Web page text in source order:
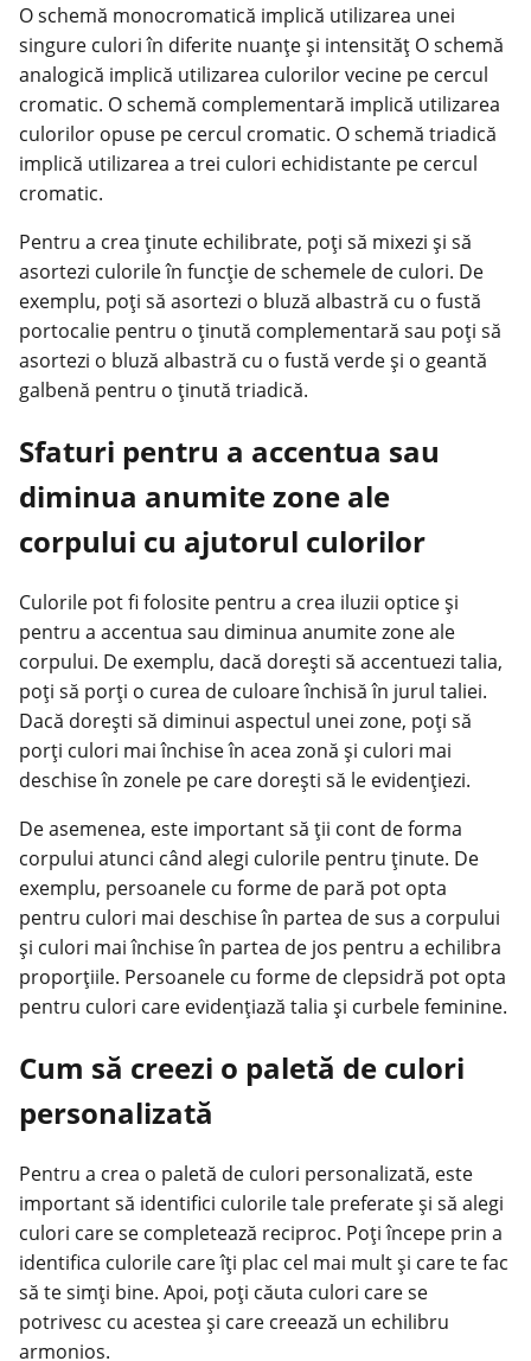
O schemă monocromatică implică utilizarea unei
singure culori în diferite nuanțe și intensităț O schemă
analogică implică utilizarea culorilor vecine pe cercul
cromatic. O schemă complementară implică utilizarea
culorilor opuse pe cercul cromatic. O schemă triadică
implică utilizarea a trei culori echidistante pe cercul
cromatic.
Pentru a crea ținute echilibrate, poți să mixezi și să
asortezi culorile în funcție de schemele de culori. De
exemplu, poți să asortezi o bluză albastră cu o fustă
portocalie pentru o ținută complementară sau poți să
asortezi o bluză albastră cu o fustă verde și o geantă
galbenă pentru o ținută triadică.
Sfaturi pentru a accentua sau
diminua anumite zone ale
corpului cu ajutorul culorilor
Culorile pot fi folosite pentru a crea iluzii optice și
pentru a accentua sau diminua anumite zone ale
corpului. De exemplu, dacă dorești să accentuezi talia,
poți să porți o curea de culoare închisă în jurul taliei.
Dacă dorești să diminui aspectul unei zone, poți să
porți culori mai închise în acea zonă și culori mai
deschise în zonele pe care dorești să le evidențiezi.
De asemenea, este important să ții cont de forma
corpului atunci când alegi culorile pentru ținute. De
exemplu, persoanele cu forme de pară pot opta
pentru culori mai deschise în partea de sus a corpului
și culori mai închise în partea de jos pentru a echilibra
proporțiile. Persoanele cu forme de clepsidră pot opta
pentru culori care evidențiază talia și curbele feminine.
Cum să creezi o paletă de culori
personalizată
Pentru a crea o paletă de culori personalizată, este
important să identifici culorile tale preferate și să alegi
culori care se completează reciproc. Poți începe prin a
identifica culorile care îți plac cel mai mult și care te fac
să te simți bine. Apoi, poți căuta culori care se
potrivesc cu acestea și care creează un echilibru
armonios.